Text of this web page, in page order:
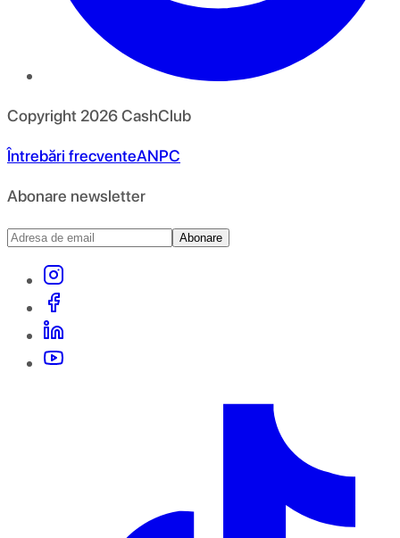
Copyright 2026CashClub
Întrebări frecventeANPC
Abonare newsletter
Abonare